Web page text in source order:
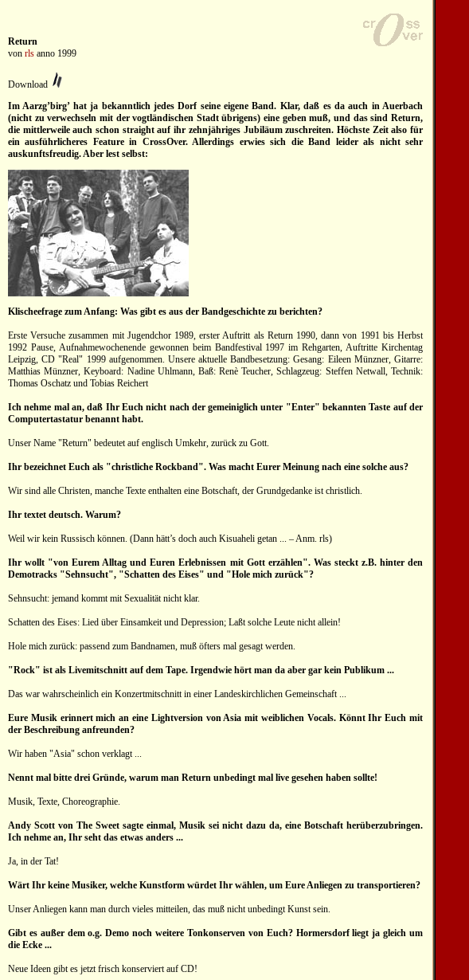
Return
von rls anno 1999
Download
Im Aarzg’birg’ hat ja bekanntlich jedes Dorf seine eigene Band. Klar, daß es da auch in Auerbach
(nicht zu verwechseln mit der vogtländischen Stadt übrigens) eine geben muß, und das sind Return,
die mittlerweile auch schon straight auf ihr zehnjähriges Jubiläum zuschreiten. Höchste Zeit also für
ein ausführlicheres Feature in CrossOver. Allerdings erwies sich die Band leider als nicht sehr
auskunftsfreudig. Aber lest selbst:
Klischeefrage zum Anfang: Was gibt es aus der Bandgeschichte zu berichten?
Erste Versuche zusammen mit Jugendchor 1989, erster Auftritt als Return 1990, dann von 1991 bis Herbst
1992 Pause, Aufnahmewochenende gewonnen beim Bandfestival 1997 im Rehgarten, Auftritte Kirchentag
Leipzig, CD "Real" 1999 aufgenommen. Unsere aktuelle Bandbesetzung: Gesang: Eileen Münzner, Gitarre:
Matthias Münzner, Keyboard: Nadine Uhlmann, Baß: Renè Teucher, Schlagzeug: Steffen Netwall, Technik:
Thomas Oschatz und Tobias Reichert
Ich nehme mal an, daß Ihr Euch nicht nach der gemeiniglich unter "Enter" bekannten Taste auf der
Computertastatur benannt habt.
Unser Name "Return" bedeutet auf englisch Umkehr, zurück zu Gott.
Ihr bezeichnet Euch als "christliche Rockband". Was macht Eurer Meinung nach eine solche aus?
Wir sind alle Christen, manche Texte enthalten eine Botschaft, der Grundgedanke ist christlich.
Ihr textet deutsch. Warum?
Weil wir kein Russisch können. (Dann hätt’s doch auch Kisuaheli getan ... – Anm. rls)
Ihr wollt "von Eurem Alltag und Euren Erlebnissen mit Gott erzählen". Was steckt z.B. hinter den
Demotracks "Sehnsucht", "Schatten des Eises" und "Hole mich zurück"?
Sehnsucht: jemand kommt mit Sexualität nicht klar.
Schatten des Eises: Lied über Einsamkeit und Depression; Laßt solche Leute nicht allein!
Hole mich zurück: passend zum Bandnamen, muß öfters mal gesagt werden.
"Rock" ist als Livemitschnitt auf dem Tape. Irgendwie hört man da aber gar kein Publikum ...
Das war wahrscheinlich ein Konzertmitschnitt in einer Landeskirchlichen Gemeinschaft ...
Eure Musik erinnert mich an eine Lightversion von Asia mit weiblichen Vocals. Könnt Ihr Euch mit
der Beschreibung anfreunden?
Wir haben "Asia" schon verklagt ...
Nennt mal bitte drei Gründe, warum man Return unbedingt mal live gesehen haben sollte!
Musik, Texte, Choreographie.
Andy Scott von The Sweet sagte einmal, Musik sei nicht dazu da, eine Botschaft herüberzubringen.
Ich nehme an, Ihr seht das etwas anders ...
Ja, in der Tat!
Wärt Ihr keine Musiker, welche Kunstform würdet Ihr wählen, um Eure Anliegen zu transportieren?
Unser Anliegen kann man durch vieles mitteilen, das muß nicht unbedingt Kunst sein.
Gibt es außer dem o.g. Demo noch weitere Tonkonserven von Euch? Hormersdorf liegt ja gleich um
die Ecke ...
Neue Ideen gibt es jetzt frisch konserviert auf CD!